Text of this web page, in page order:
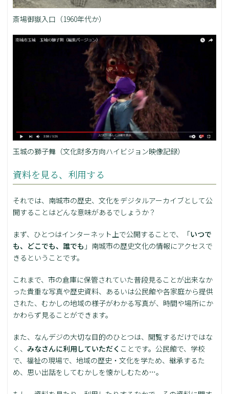
斎場御嶽入口（1960年代か）
玉城の獅子舞（文化財多方向ハイビジョン映像記録）
資料を見る、利用する
それでは、南城市の歴史、文化をデジタルアーカイブとして公
開することはどんな意味があるでしょうか？
まず、ひとつはインターネット上で公開することで、「いつで
も、どこでも、誰でも 」南城市の歴史文化の情報にアクセスで
きるということです。
これまで、市の倉庫に保管されていた普段見ることが出来なか
った貴重な写真や歴史資料、あるいは公民館や各家庭から提供
された、むかしの地域の様子がわかる写真が、時間や場所にか
かわらず見ることができます。
また、なんデジの大切な目的のひとつは、閲覧するだけではな
く、 みなさんに利用していただく ことです。公民館で、学校
で、福祉の現場で、地域の歴史・文化を学ため、継承するた
め、思い出話をしてむかしを懐かしむため…。